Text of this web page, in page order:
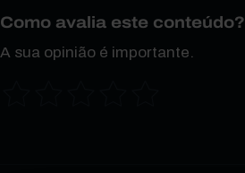
Como avalia este conteúdo?
A sua opinião é importante.